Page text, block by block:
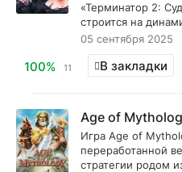
«Терминатор 2:
строится на
05 сентября 2025
100% 11 В закладки
Age of
Игра Age of
переработанной
стратегии родом